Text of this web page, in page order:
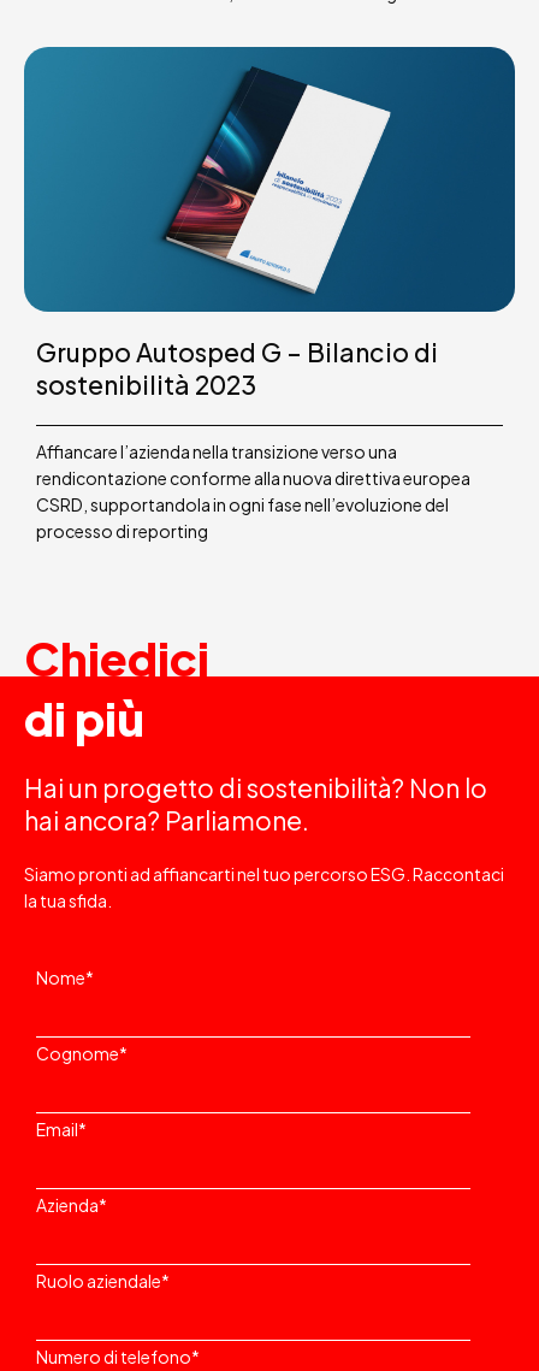
Gruppo Autosped G – Bilancio di
sostenibilità 2023
Affiancare l’azienda nella transizione verso una
rendicontazione conforme alla nuova direttiva europea
CSRD, supportandola in ogni fase nell’evoluzione del
processo di reporting
Chiedici
di più
Hai un progetto di sostenibilità? Non lo
hai ancora? Parliamone.
Siamo pronti ad affiancarti nel tuo percorso ESG. Raccontaci
la tua sfida.
Nome*
Cognome*
Email*
Azienda*
Ruolo aziendale*
Numero di telefono*